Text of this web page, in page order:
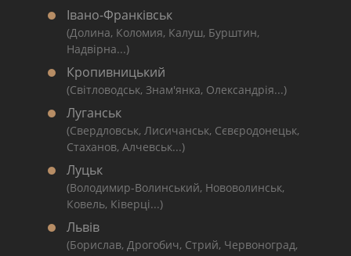
Івано-Франківськ
(Долина, Коломия, Калуш, Бурштин,
Надвірна...)
Кропивницький
(Світловодськ, Знам'янка, Олександрія...)
Луганськ
(Свердловськ, Лисичанськ, Сєвєродонецьк,
Стаханов, Алчевськ...)
Луцьк
(Володимир-Волинський, Нововолинськ,
Ковель, Ківерці...)
Львів
(Борислав, Дрогобич, Стрий, Червоноград,